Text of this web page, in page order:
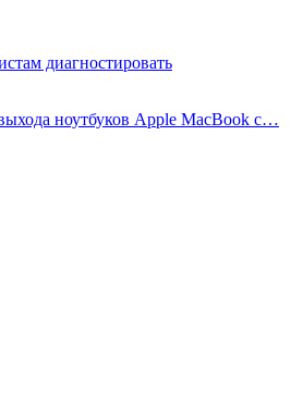
диагностировать
ноутбуков Apple MacBook с…